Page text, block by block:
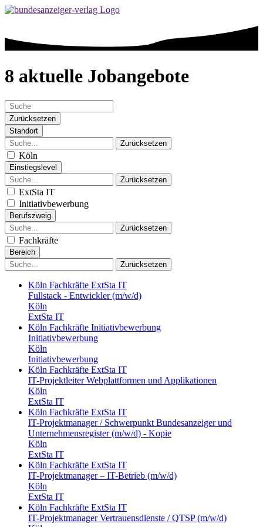
8 aktuelle Jobangebote
Zurücksetzen
Standort
Zurücksetzen
Köln
Einstiegslevel
Zurücksetzen
ExtSta IT
Initiativbewerbung
Berufszweig
Zurücksetzen
Fachkräfte
Bereich
Zurücksetzen
Köln Fachkräfte ExtSta IT
Fullstack - Entwickler (m/w/d)
Köln
ExtSta IT
Köln Fachkräfte Initiativbewerbung
Initiativbewerbung
Köln
Initiativbewerbung
Köln Fachkräfte ExtSta IT
IT-Projektleiter Webplattformen und Applikationen
Köln
ExtSta IT
Köln Fachkräfte ExtSta IT
IT-Projektmanager / Schwerpunkt Bundesanzeiger und
Unternehmensregister (m/w/d) - Kopie
Köln
ExtSta IT
Köln Fachkräfte ExtSta IT
IT-Projektmanager – IT-Betrieb (m/w/d)
Köln
ExtSta IT
Köln Fachkräfte ExtSta IT
IT-Projektmanager Vertrauensdienste / QTSP (m/w/d)